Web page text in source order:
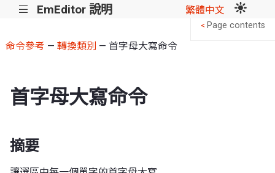
||| EmEditor 說明 繁體中文
命令參考 — 轉換類別 — 首字母大寫命令
首字母大寫命令
摘要
< Page contents